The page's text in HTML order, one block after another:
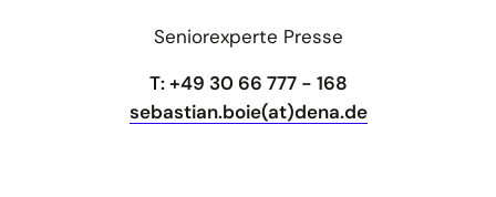
Seniorexperte Presse
T: +49 30 66 777 - 168
sebastian.boie(at)dena.de